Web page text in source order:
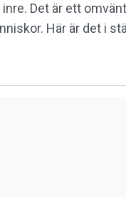
Det är ett
Här är det i